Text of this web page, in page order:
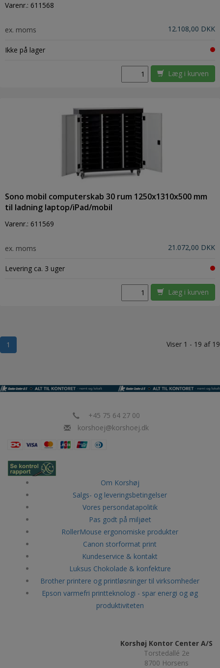
Varenr.: 611568
ex. moms 12.108,00 DKK
Ikke på lager
Læg i kurven
Sono mobil computerskab 30 rum 1250x1310x500 mm
til ladning laptop/iPad/mobil
Varenr.: 611569
ex. moms 21.072,00 DKK
Levering ca. 3 uger
Læg i kurven
Viser 1 - 19 af 19
1
+45 75 64 27 00
korshoej@korshoej.dk
Om Korshøj
Salgs- og leveringsbetingelser
Vores persondatapolitik
Pas godt på miljøet
RollerMouse ergonomiske produkter
Canon storformat print
Kundeservice & kontakt
Luksus Chokolade & konfekture
Brother printere og printløsninger til virksomheder
Epson varmefri printteknologi - spar energi og øg
produktiviteten
Korshøj Kontor Center A/S
Torstedallé 2e
8700 Horsens